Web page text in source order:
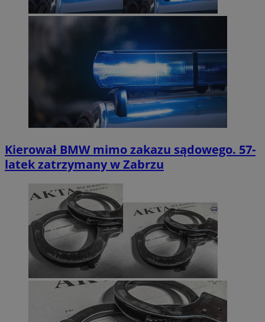
Kierował BMW mimo zakazu sądowego. 57-
latek zatrzymany w Zabrzu